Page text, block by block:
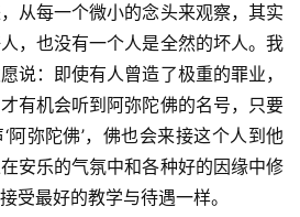
从每一个微小的念头来观察，其实
，也没有一个人是全然的坏人。我
说：即使有人曾造了极重的罪业，
有机会听到阿弥陀佛的名号，只要
阿弥陀佛’，佛也会来接这个人到他
安乐的气氛中和各种好的因缘中修
受最好的教学与待遇一样。